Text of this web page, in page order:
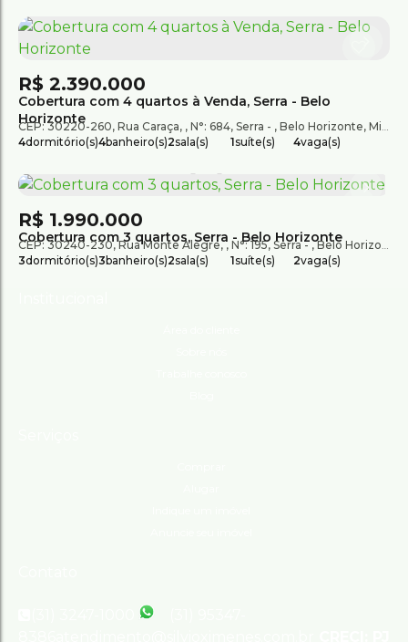
Cobertura com 4 quartos à Venda, Serra - Belo
Horizonte
R$ 2.390.000
CEP: 30220-260, Rua Caraça , N°: 684, Serra , Belo Horizonte, Minas Gerais
4dormitório(s)4banheiro(s)2sala(s) 1suíte(s) 4vaga(s)
Cobertura com 3 quartos, Serra - Belo Horizonte
R$ 1.990.000
CEP: 30240-230,Rua Monte Alegre , N°:195, Serra ,Belo Horizonte
3dormitório(s)3banheiro(s)2sala(s) 1suíte(s) 2vaga(s)